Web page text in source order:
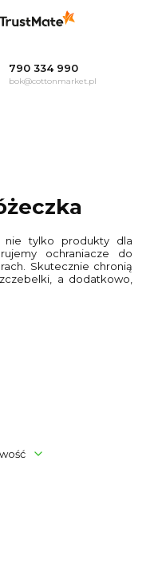
790 334 990
bok@cottonmarket.pl
nie tylko produkty dla
ochraniacze do
Skutecznie chronią
a dodatkowo,